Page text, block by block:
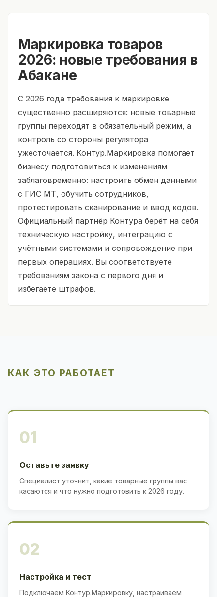
Маркировка товаров
2026: новые требования в
Абакане
С 2026 года требования к маркировке
существенно расширяются: новые товарные
группы переходят в обязательный режим, а
контроль со стороны регулятора
ужесточается. Контур.Маркировка помогает
бизнесу подготовиться к изменениям
заблаговременно: настроить обмен данными
с ГИС МТ, обучить сотрудников,
протестировать сканирование и ввод кодов.
Официальный партнёр Контура берёт на себя
техническую настройку, интеграцию с
учётными системами и сопровождение при
первых операциях. Вы соответствуете
требованиям закона с первого дня и
избегаете штрафов.
КАК ЭТО РАБОТАЕТ
01
Оставьте заявку
Специалист уточнит, какие товарные группы вас
касаются и что нужно подготовить к 2026 году.
02
Настройка и тест
Подключаем Контур.Маркировку, настраиваем